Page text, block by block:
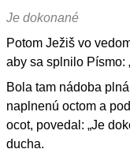
Je dokonané
Potom Ježiš vo
aby sa splnilo Písmo:
Bola tam nádoba
naplnenú octom a
ocot, povedal: „Je
ducha.